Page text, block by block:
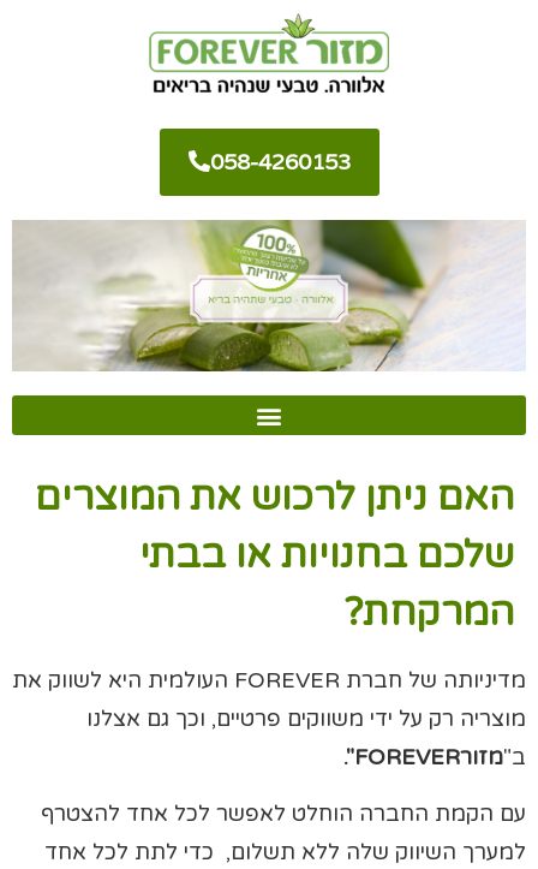
058-4260153
האם ניתן לרכוש את המוצרים
שלכם בחנויות או בבתי
המרקחת?
מדיניותה של חברת FOREVER העולמית היא לשווק את
מוצריה רק על ידי משווקים פרטיים, וכך גם אצלנו
ב"מזורFOREVER".
עם הקמת החברה הוחלט לאפשר לכל אחד להצטרף
למערך השיווק שלה ללא תשלום, כדי לתת לכל אחד